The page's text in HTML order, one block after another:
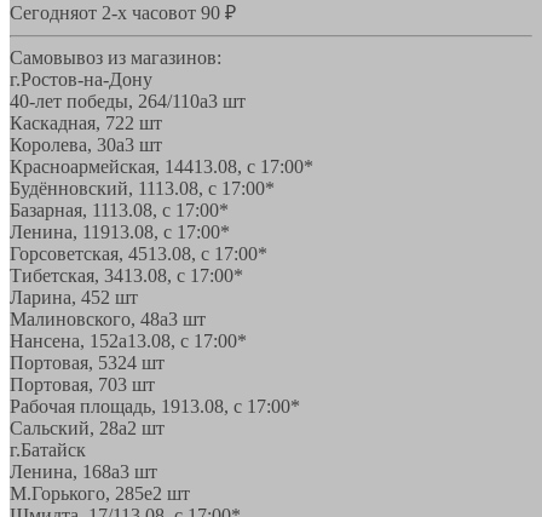
Сегодняот 2-х часовот 90 ₽
Самовывоз из магазинов:
г.Ростов-на-Дону
40-лет победы, 264/110а3 шт
Каскадная, 722 шт
Королева, 30а3 шт
Красноармейская, 14413.08, с 17:00*
Будённовский, 1113.08, с 17:00*
Базарная, 1113.08, с 17:00*
Ленина, 11913.08, с 17:00*
Горсоветская, 4513.08, с 17:00*
Тибетская, 3413.08, с 17:00*
Ларина, 452 шт
Малиновского, 48а3 шт
Нансена, 152а13.08, с 17:00*
Портовая, 5324 шт
Портовая, 703 шт
Рабочая площадь, 1913.08, с 17:00*
Сальский, 28a2 шт
г.Батайск
Ленина, 168а3 шт
М.Горького, 285е2 шт